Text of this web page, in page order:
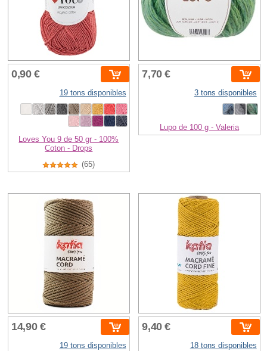
0,90 €
19 tons disponibles
Loves You 9 de 50 gr - 100%
Coton - Drops
(65)
7,70 €
3 tons disponibles
Lupo de 100 g - Valeria
14,90 €
19 tons disponibles
9,40 €
18 tons disponibles